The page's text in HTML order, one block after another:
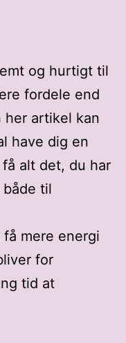
og hurtigt til
fordele end
her artikel kan
have dig en
alt det, du har
til
mere energi
for
tid at